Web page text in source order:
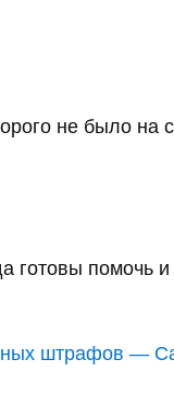
не было на
готовы помочь
штрафов —